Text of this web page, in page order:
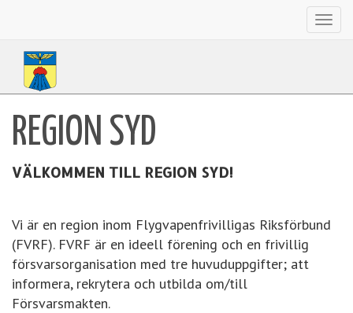
REGION SYD
VÄLKOMMEN TILL REGION SYD!
Vi är en region inom Flygvapenfrivilligas Riksförbund
(FVRF). FVRF är en ideell förening och en frivillig
försvarsorganisation med tre huvuduppgifter; att
informera, rekrytera och utbilda om/till
Försvarsmakten.